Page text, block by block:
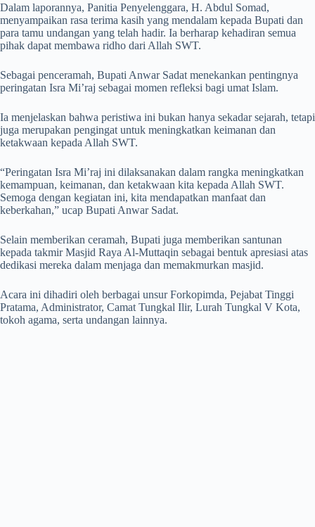
Dalam laporannya, Panitia Penyelenggara, H. Abdul Somad,
menyampaikan rasa terima kasih yang mendalam kepada Bupati dan
para tamu undangan yang telah hadir. Ia berharap kehadiran semua
pihak dapat membawa ridho dari Allah SWT.
Sebagai penceramah, Bupati Anwar Sadat menekankan pentingnya
peringatan Isra Mi’raj sebagai momen refleksi bagi umat Islam.
Ia menjelaskan bahwa peristiwa ini bukan hanya sekadar sejarah, tetapi
juga merupakan pengingat untuk meningkatkan keimanan dan
ketakwaan kepada Allah SWT.
“Peringatan Isra Mi’raj ini dilaksanakan dalam rangka meningkatkan
kemampuan, keimanan, dan ketakwaan kita kepada Allah SWT.
Semoga dengan kegiatan ini, kita mendapatkan manfaat dan
keberkahan,” ucap Bupati Anwar Sadat.
Selain memberikan ceramah, Bupati juga memberikan santunan
kepada takmir Masjid Raya Al-Muttaqin sebagai bentuk apresiasi atas
dedikasi mereka dalam menjaga dan memakmurkan masjid.
Acara ini dihadiri oleh berbagai unsur Forkopimda, Pejabat Tinggi
Pratama, Administrator, Camat Tungkal Ilir, Lurah Tungkal V Kota,
tokoh agama, serta undangan lainnya.